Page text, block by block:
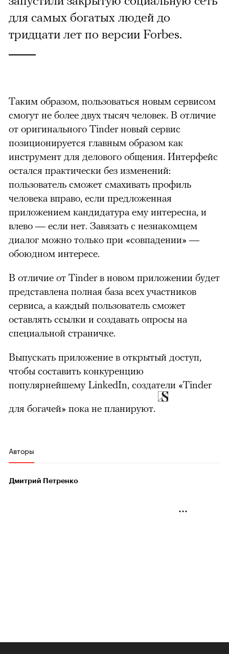
для самых богатых людей до
тридцати лет по версии Forbes.
Таким образом, пользоваться новым сервисом
смогут не более двух тысяч человек. В отличие
от оригинального Tinder новый сервис
позиционируется главным образом как
инструмент для делового общения. Интерфейс
остался практически без изменений:
пользователь сможет смахивать профиль
человека вправо, если предложенная
приложением кандидатура ему интересна, и
влево — если нет. Завязать с незнакомцем
диалог можно только при «совпадении» —
обоюдном интересе.
В отличие от Tinder в новом приложении будет
представлена полная база всех участников
сервиса, а каждый пользователь сможет
оставлять ссылки и создавать опросы на
специальной страничке.
Выпускать приложение в открытый доступ,
чтобы составить конкуренцию
популярнейшему LinkedIn, создатели «Tinder
для богачей» пока не планируют.
Авторы
Дмитрий Петренко